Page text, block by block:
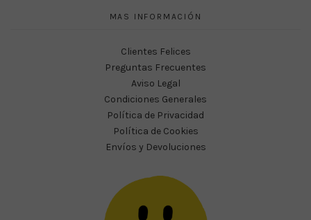
MAS INFORMACIÓN
Clientes Felices
Preguntas Frecuentes
Aviso Legal
Condiciones Generales
Política de Privacidad
Política de Cookies
Envíos y Devoluciones